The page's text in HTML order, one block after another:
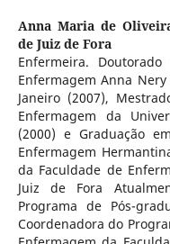
Anna Maria de
de Juiz de Fora
Enfermeira.
Enfermagem Anna
Janeiro (2007),
Enfermagem da
(2000) e Graduação
Enfermagem
da Faculdade de
Juiz de Fora
Programa de Pós-
Coordenadora do